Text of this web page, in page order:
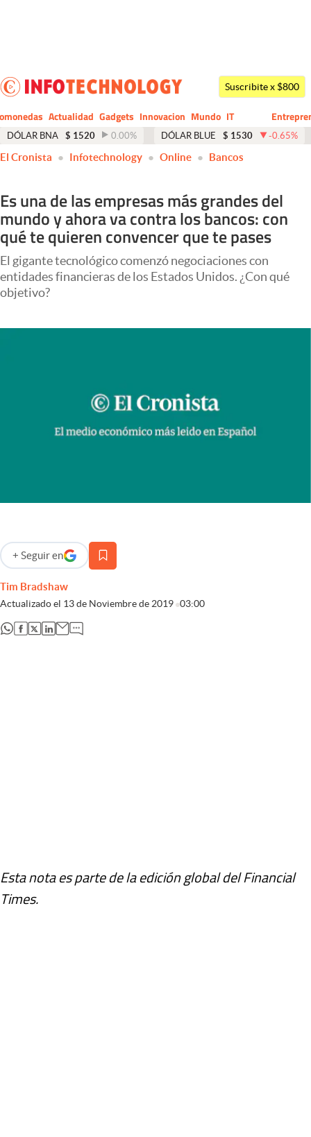
Dólar
Economía y Política
Finanzas y Mercados
Negocios
Columnistas
Otras secciones
Apertura
Eventos Corporativos
abre en nueva pestaña
Suscribite x $800
Actualidad Gadgets Innovacion Mundo
CIO
IT
Business
DÓLAR BNA $ 1520 0.00% DÓLAR BLUE $ 1530 -0.65%
El Cronista Infotechnology Online Bancos
Es una de las empresas más grandes del
mundo y ahora va contra los bancos: con
qué te quieren convencer que te pases
El gigante tecnológico comenzó negociaciones con
entidades financieras de los Estados Unidos. ¿Con qué
objetivo?
Tim Bradshaw
Actualizado el 13 de Noviembre de 2019 03:00
+ Seguir en
abre en nueva pestaña
abre en nueva pestaña
abre en nueva pestaña
abre en nueva pestaña
abre en nueva pestaña
Esta nota es parte de la edición global del Financial
Times.